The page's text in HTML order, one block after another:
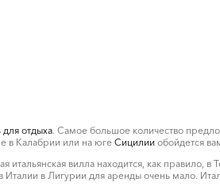
отдыха. Самое большое количество
в Калабрии или на юге Сицилии обойдется
вилла находится, как правило,
в Лигурии для аренды очень мало.